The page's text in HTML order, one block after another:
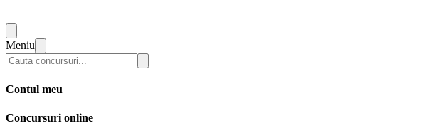
Meniu
Contul meu
Concursuri online